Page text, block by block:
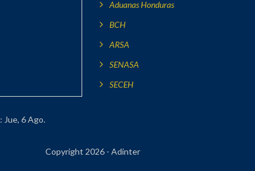
: Jue, 6 Ago.
Aduanas Honduras
BCH
ARSA
SENASA
SECEH
Copyright 2026 - Adinter